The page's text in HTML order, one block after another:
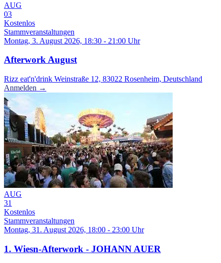
AUG
03
Kostenlos
Stammveranstaltungen
Montag, 3. August 2026, 18:30 - 21:00 Uhr
Afterwork August
Rizz eat'n'drink Weinstraße 12, 83022 Rosenheim, Deutschland
Anmelden →
AUG
31
Kostenlos
Stammveranstaltungen
Montag, 31. August 2026, 18:00 - 23:00 Uhr
1. Wiesn-Afterwork - JOHANN AUER